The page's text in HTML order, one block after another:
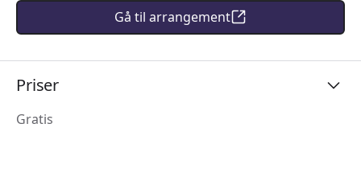
Gå til arrangement
Priser
Gratis